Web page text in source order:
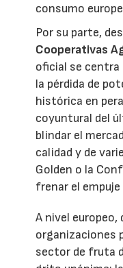
consumo
Por su parte,
Cooperativas
oficial se centra
la pérdida de
histórica en
coyuntural del
blindar el
calidad y de
Golden o la
frenar el
A nivel europeo,
organizaciones
sector de fruta